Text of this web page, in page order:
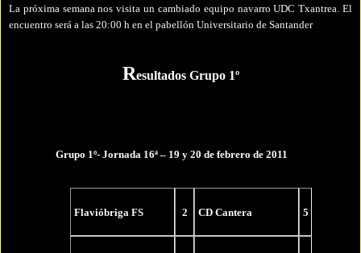
La próxima semana nos visita un cambiado equipo navarro UDC Txantrea. El
encuentro será a las 20:00 h en el pabellón Universitario de Santander
Resultados Grupo 1º
Grupo 1º- Jornada 16ª – 19 y 20 de febrero de 2011
Flavióbriga FS 2 CD Cantera 5